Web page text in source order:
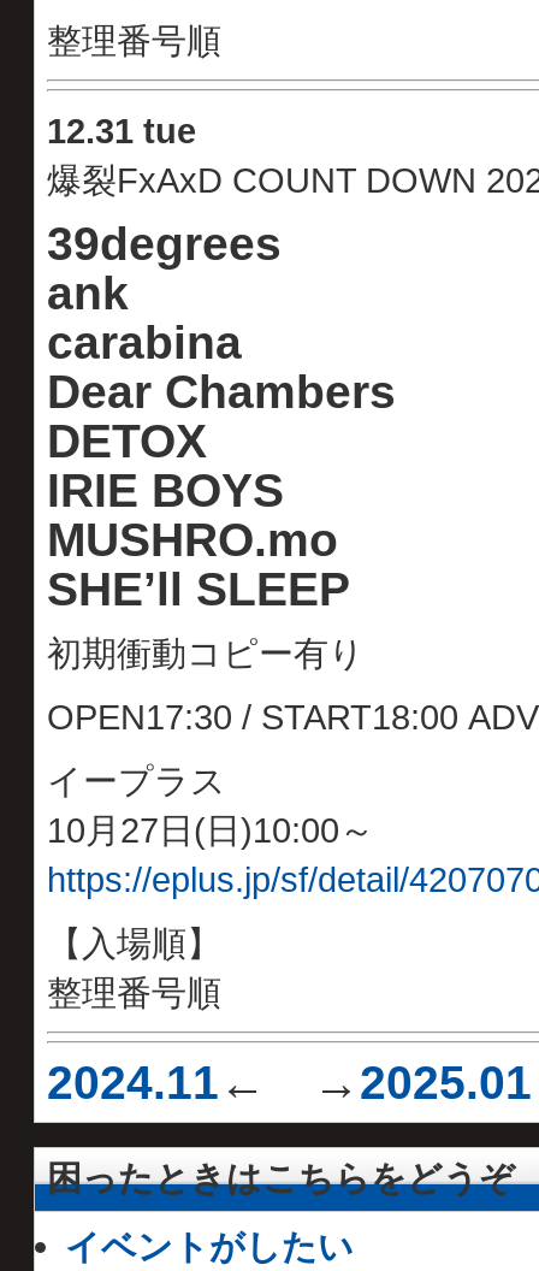
整理番号順
12.31 tue
爆裂FxAxD COUNT DOWN
39degrees
ank
carabina
Dear Chambers
DETOX
IRIE BOYS
MUSHRO.mo
SHE’ll SLEEP
初期衝動コピー有り
OPEN17:30 / START18:00
イープラス
10月27日(日)10:00～
https://eplus.jp/sf/detail/
【入場順】
整理番号順
2024.11 ← → 2025.01
困ったときはこちらをどうぞ
イベントがしたい